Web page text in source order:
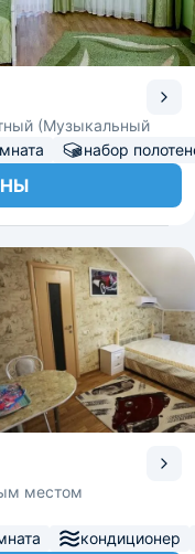
(Музыкальный
набор
местом
кондиционер